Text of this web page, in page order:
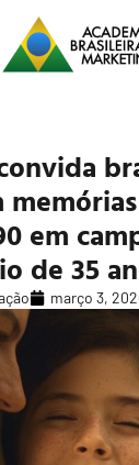
em
de 35
março 3,